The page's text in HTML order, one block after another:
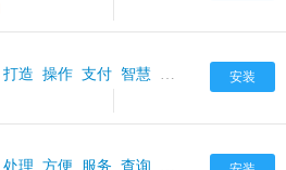
安装
打造 操作 支付 智慧 服务 车主
处理 方便 服务 查询 查违章 生活 生